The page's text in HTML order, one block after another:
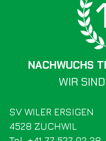
SV WILER ERSIGEN
4528 ZUCHWIL
WIR
NACHWUCHS